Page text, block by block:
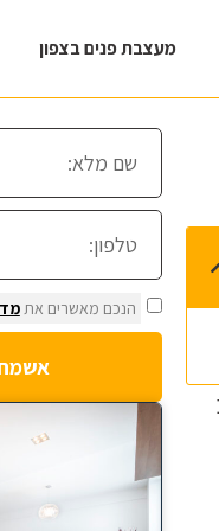
מעצבת פנים בצפון
הנכם מאשרים את
אשמח